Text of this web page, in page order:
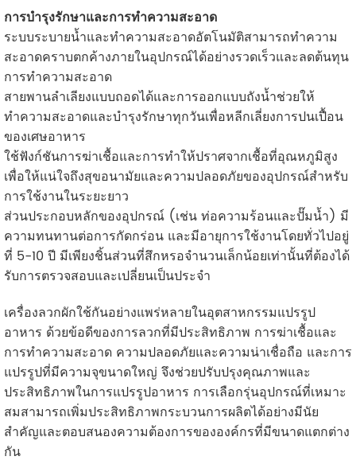
การบำรุงรักษาและการทำความสะอาด
ระบบระบายน้ำและทำความสะอาดอัตโนมัติสามารถทำความ
สะอาดคราบตกค้างภายในอุปกรณ์ได้อย่างรวดเร็วและลดต้นทุน
การทำความสะอาด
สายพานลำเลียงแบบถอดได้และการออกแบบถังน้ำช่วยให้
ทำความสะอาดและบำรุงรักษาทุกวันเพื่อหลีกเลี่ยงการปนเปื้อน
ของเศษอาหาร
ใช้ฟังก์ชันการฆ่าเชื้อและการทำให้ปราศจากเชื้อที่อุณหภูมิสูง
เพื่อให้แน่ใจถึงสุขอนามัยและความปลอดภัยของอุปกรณ์สำหรับ
การใช้งานในระยะยาว
ส่วนประกอบหลักของอุปกรณ์ (เช่น ท่อความร้อนและปั๊มน้ำ) มี
ความทนทานต่อการกัดกร่อน และมีอายุการใช้งานโดยทั่วไปอยู่
ที่ 5-10 ปี มีเพียงชิ้นส่วนที่สึกหรอจำนวนเล็กน้อยเท่านั้นที่ต้องได้
รับการตรวจสอบและเปลี่ยนเป็นประจำ
เครื่องลวกผักใช้กันอย่างแพร่หลายในอุตสาหกรรมแปรรูป
อาหาร ด้วยข้อดีของการลวกที่มีประสิทธิภาพ การฆ่าเชื้อและ
การทำความสะอาด ความปลอดภัยและความน่าเชื่อถือ และการ
แปรรูปที่มีความจุขนาดใหญ่ จึงช่วยปรับปรุงคุณภาพและ
ประสิทธิภาพในการแปรรูปอาหาร การเลือกรุ่นอุปกรณ์ที่เหมาะ
สมสามารถเพิ่มประสิทธิภาพกระบวนการผลิตได้อย่างมีนัย
สำคัญและตอบสนองความต้องการขององค์กรที่มีขนาดแตกต่าง
กัน